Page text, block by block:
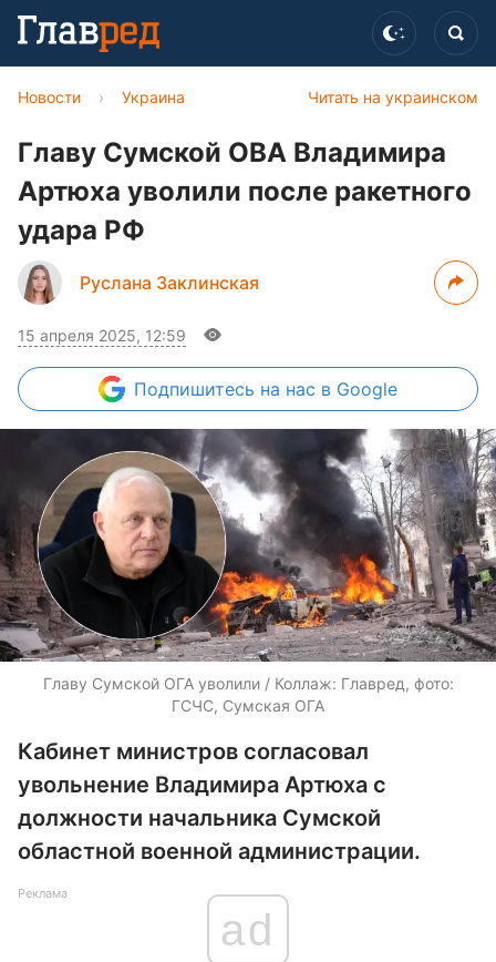
Читать на украинском
Новости › Украина
Главу Сумской ОВА Владимира
Артюха уволили после ракетного
удара РФ
Руслана Заклинская
15 апреля 2025, 12:59
Подпишитесь на нас в Google
Главу Сумской ОГА уволили / Коллаж: Главред, фото:
ГСЧС, Сумская ОГА
Кабинет министров согласовал
увольнение Владимира Артюха с
должности начальника Сумской
областной военной администрации.
Реклама
ad